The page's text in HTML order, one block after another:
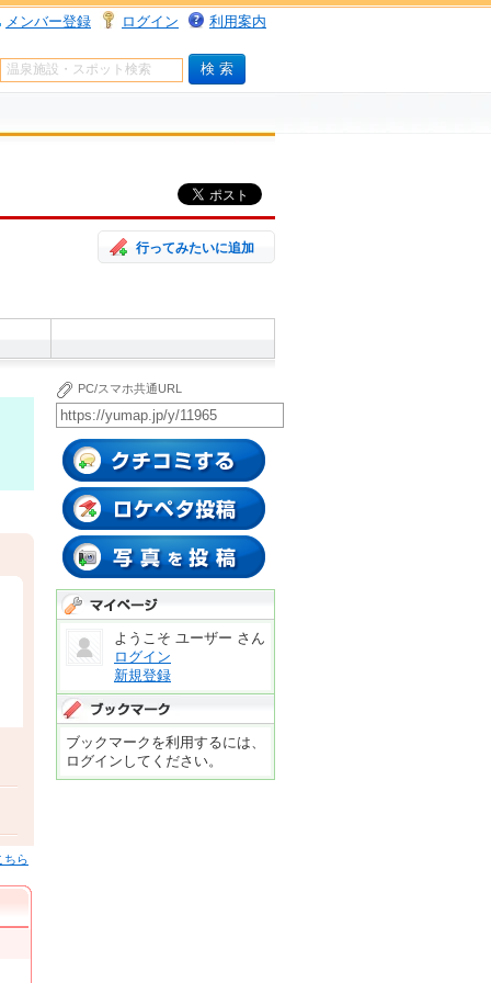
メンバー登録 ログイン 利用案内
行ってみたいに追加
温泉データ
ちら
PC/スマホ共通URL
ようこそ ユーザー さん
ログイン
新規登録
ブックマークを利用するには、
ログインしてください。